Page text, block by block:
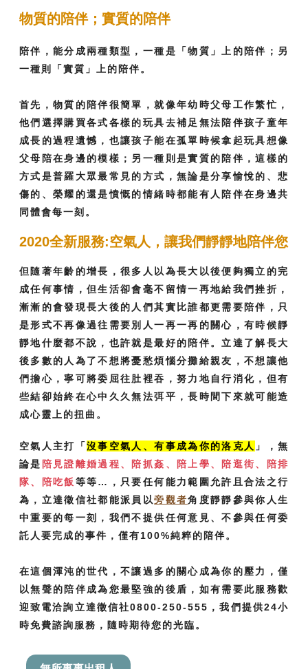
物質的陪伴；實質的陪伴
陪伴，能分成兩種類型，一種是「物質」上的陪伴；另
一種則「實質」上的陪伴。
首先，物質的陪伴很簡單，就像年幼時父母工作繁忙，
他們選擇購買各式各樣的玩具去補足無法陪伴孩子童年
成長的過程遺憾，也讓孩子能在孤單時候拿起玩具想像
父母陪在身邊的模樣；另一種則是實質的陪伴，這樣的
方式是普羅大眾最常見的方式，無論是分享愉悅的、悲
傷的、榮耀的還是憤慨的情緒時都能有人陪伴在身邊共
同體會每一刻。
2020全新服務:空氣人，讓我們靜靜地陪伴您
但隨著年齡的增長，很多人以為長大以後便夠獨立的完
成任何事情，但生活卻會毫不留情一再地給我們挫折，
漸漸的會發現長大後的人們其實比誰都更需要陪伴，只
是形式不再像過往需要別人一再一再的關心，有時候靜
靜地什麼都不說，也許就是最好的陪伴。立達了解長大
後多數的人為了不想將憂愁煩惱分攤給親友，不想讓他
們擔心，寧可將委屈往肚裡吞，努力地自行消化，但有
些結卻始終在心中久久無法弭平，長時間下來就可能造
成心靈上的扭曲。
空氣人主打「沒事空氣人、有事成為你的洛克人 」，無
論是 陪見證離婚過程、陪抓姦、陪上學、陪逛街、陪排
隊、陪吃飯 等等…，只要任何能力範圍允許且合法之行
為，立達徵信社都能派員以旁觀者角度靜靜參與你人生
中重要的每一刻，我們不提供任何意見、不參與任何委
託人要完成的事件，僅有100%純粹的陪伴。
在這個渾沌的世代，不讓過多的關心成為你的壓力，僅
以無聲的陪伴成為您最堅強的後盾，如有需要此服務歡
迎致電洽詢立達徵信社0800-250-555，我們提供24小
時免費諮詢服務，隨時期待您的光臨。